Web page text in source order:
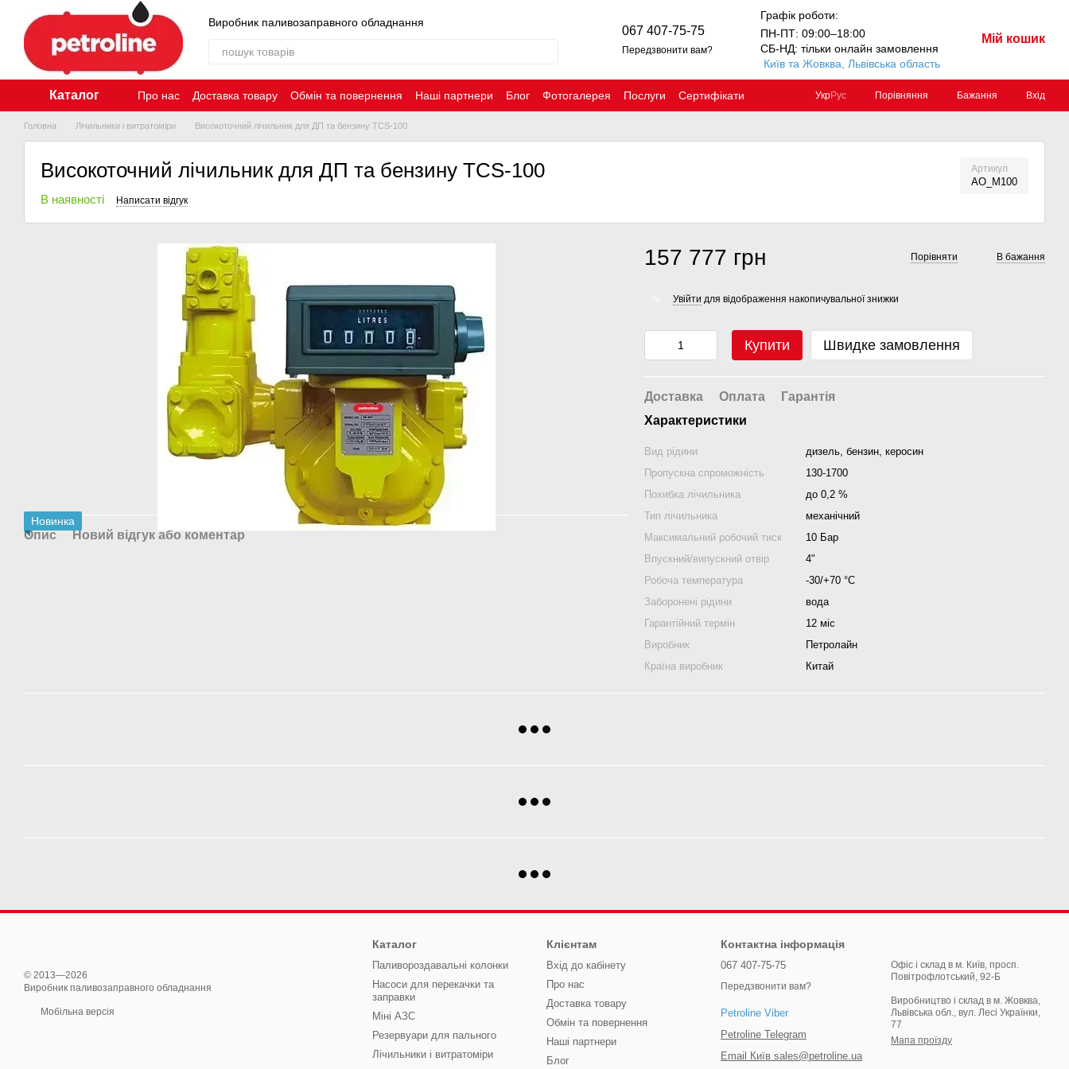
Перейти до основного контенту
Виробник паливозаправного обладнання
067 407-75-75
Передзвонити вам?
Графік роботи:
ПН-ПТ: 09:00–18:00
СБ-НД: тільки онлайн замовлення
Київ та Жовква, Львівська область
Мій кошик
Каталог Про нас Доставка товару Обмін та повернення Наші партнери Блог Фотогалерея Послуги
Сертифікати
Контакти
УкрРус Порівняння Бажання Вхід
Головна Лічильники і витратоміри Високоточний лічильник для ДП та бензину TCS-100
Високоточний лічильник для ДП та бензину TCS-100 Артикул
AO_M100
В наявності Написати відгук
Новинка
Опис Новий відгук або коментар
157 777 грн Порівняти В бажання
Увійти для відображення накопичувальної знижки
Купити Швидке замовлення
Доставка Оплата
Гарантія
Характеристики
Вид рідини
дизель, бензин, керосин
Пропускна спроможність
130-1700
Похибка лічильника
до 0,2 %
Тип лічильника
механічний
Максимальний робочий тиск
10 Бар
Впускний/випускний отвір
4"
Робоча температура
-30/+70 °С
Заборонені рідини
вода
Гарантійний термін
12 міс
Виробник
Петролайн
Країна виробник
Китай
© 2013—2026
Виробник паливозаправного обладнання
Мобільна версія
Каталог
Паливороздавальні колонки
Насоси для перекачки та
заправки
Міні АЗС
Резервуари для пального
Лічильники і витратоміри
Клієнтам
Вхід до кабінету
Про нас
Доставка товару
Обмін та повернення
Наші партнери
Блог
Контактна інформація
067 407-75-75
Передзвонити вам?
Petroline Viber
Petroline Telegram
Email Київ sales@petroline.ua
Офіс і склад в м. Київ, просп.
Повітрофлотський, 92-Б
Виробництво і склад в м. Жовква,
Львівська обл., вул. Лесі Українки,
77
Мапа проїзду